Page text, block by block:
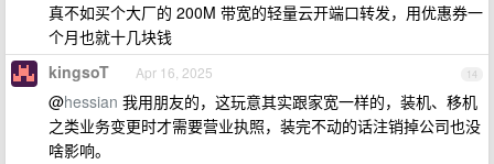
真不如买个大厂的 200M 带宽的轻量云开端口转发，用优惠券一
个月也就十几块钱
14
kingsoT Apr 16, 2025
@hessian 我用朋友的，这玩意其实跟家宽一样的，装机、移机
之类业务变更时才需要营业执照，装完不动的话注销掉公司也没
啥影响。